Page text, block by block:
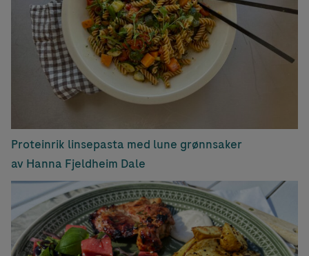
Proteinrik linsepasta med lune grønnsaker
av Hanna Fjeldheim Dale